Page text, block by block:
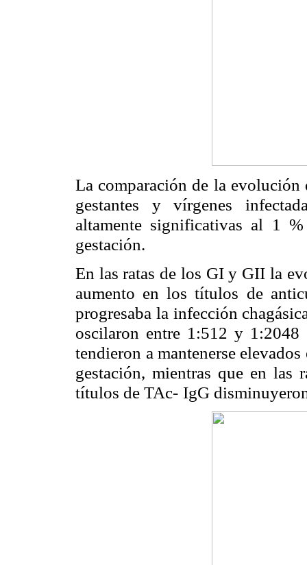
La comparación de la evolución
gestantes y vírgenes
altamente significativas al 1
gestación.
En las ratas de los GI y GII la
aumento en los títulos de
progresaba la infección
oscilaron entre 1:512 y 1:2048
tendieron a mantenerse
gestación, mientras que en las
títulos de TAc- IgG